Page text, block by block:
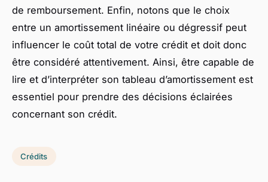
de remboursement. Enfin, notons que le choix
entre un amortissement linéaire ou dégressif peut
influencer le coût total de votre crédit et doit donc
être considéré attentivement. Ainsi, être capable de
lire et d’interpréter son tableau d’amortissement est
essentiel pour prendre des décisions éclairées
concernant son crédit.
Crédits